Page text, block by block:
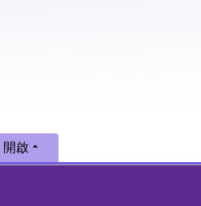
開啟